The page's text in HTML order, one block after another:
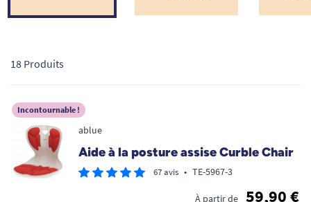
18 Produits
Incontournable !
ablue
Aide à la posture assise Curble Chair
67 avis • TE-5967-3
À partir de 59,90 €